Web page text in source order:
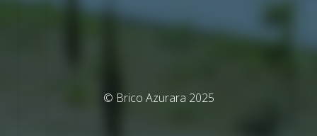
© Brico Azurara 2025